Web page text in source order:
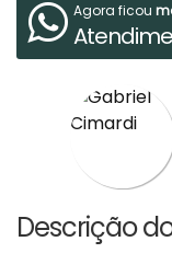
Agora ficou
Descrição